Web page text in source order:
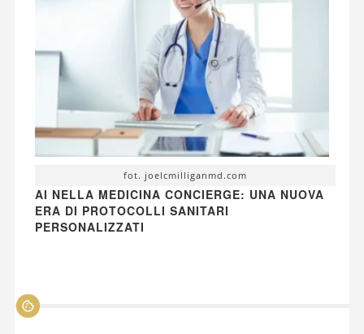
fot. joelcmilliganmd.com
AI NELLA MEDICINA CONCIERGE: UNA NUOVA
ERA DI PROTOCOLLI SANITARI
PERSONALIZZATI